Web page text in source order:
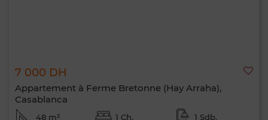
7 000 DH
Appartement à Ferme Bretonne (Hay Arraha),
Casablanca
48 m² 1 Ch. 1 Sdb.